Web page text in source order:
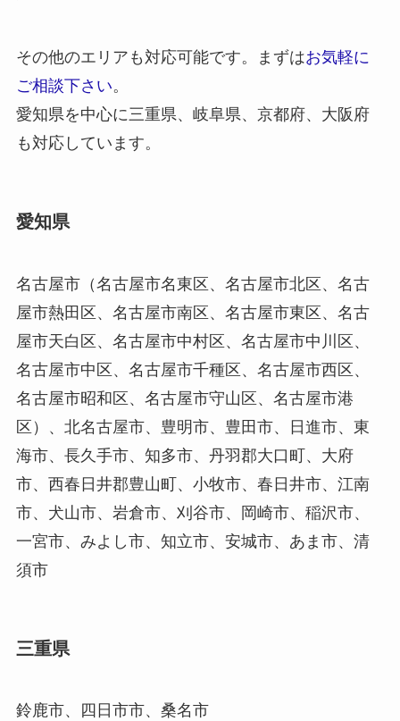
その他のエリアも対応可能です。まずはお気軽に
ご相談下さい。
愛知県を中心に三重県、岐阜県、京都府、大阪府
も対応しています。
愛知県
名古屋市（名古屋市名東区、名古屋市北区、名古
屋市熱田区、名古屋市南区、名古屋市東区、名古
屋市天白区、名古屋市中村区、名古屋市中川区、
名古屋市中区、名古屋市千種区、名古屋市西区、
名古屋市昭和区、名古屋市守山区、名古屋市港
区）、北名古屋市、豊明市、豊田市、日進市、東
海市、長久手市、知多市、丹羽郡大口町、大府
市、西春日井郡豊山町、小牧市、春日井市、江南
市、犬山市、岩倉市、刈谷市、岡崎市、稲沢市、
一宮市、みよし市、知立市、安城市、あま市、清
須市
三重県
鈴鹿市、四日市市、桑名市